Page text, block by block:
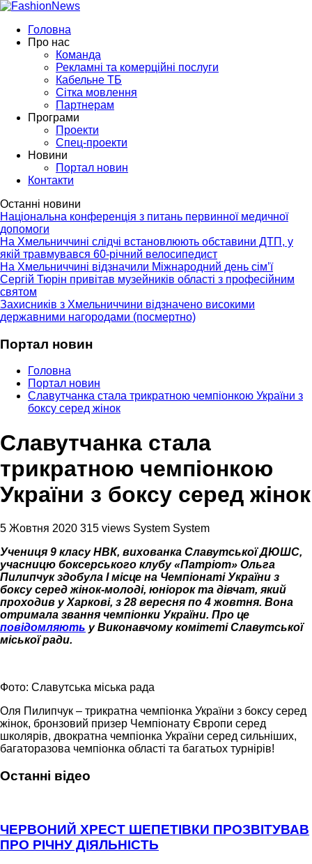
Головна
Про нас
Команда
Рекламні та комерційні послуги
Кабельне ТБ
Сітка мовлення
Партнерам
Програми
Проекти
Спец-проекти
Новини
Портал новин
Контакти
Останні новини
Національна конференція з питань первинної медичної
допомоги
На Хмельниччині слідчі встановлюють обставини ДТП, у
якій травмувався 60-річний велосипедист
На Хмельниччині відзначили Міжнародний день сім’ї
Сергій Тюрін привітав музейників області з професійним
святом
Захисників з Хмельниччини відзначено високими
державними нагородами (посмертно)
Портал новин
Головна
Портал новин
Славутчанка стала трикратною чемпіонкою України з
боксу серед жінок
Славутчанка стала
трикратною чемпіонкою
України з боксу серед жінок
5 Жовтня 2020 315 views System System
Учениця 9 класу НВК, вихованка Славутської ДЮШС,
учасницю боксерського клубу «Патріот» Ольга
Пилипчук здобула І місце на Чемпіонаті України з
боксу серед жінок-молоді, юніорок та дівчат, який
проходив у Харкові, з 28 вересня по 4 жовтня. Вона
отримала звання чемпіонки України. Про це
повідомляють у Виконавчому комітеті Славутської
міської ради.
Фото: Славутська міська рада
Оля Пилипчук – трикратна чемпіонка України з боксу серед
жінок, бронзовий призер Чемпіонату Європи серед
школярів, двократна чемпіонка України серед сильніших,
багаторазова чемпіонка області та багатьох турнірів!
Останні відео
ЧЕРВОНИЙ ХРЕСТ ШЕПЕТІВКИ ПРОЗВІТУВАВ
ПРО РІЧНУ ДІЯЛЬНІСТЬ